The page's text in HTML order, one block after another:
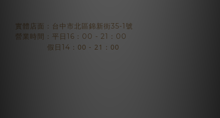
實體店面：台中市北區錦新街35-1號
營業時間：平日16：00 - 21：00
假日14 ：00 - 21：00